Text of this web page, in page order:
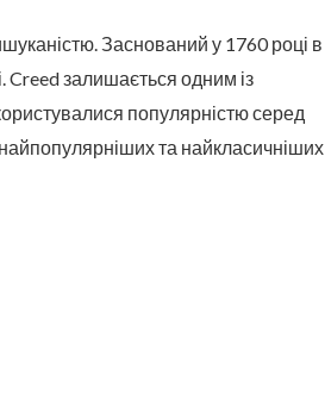
Заснований у 1760 році в
залишається одним із
популярністю серед
та найкласичніших